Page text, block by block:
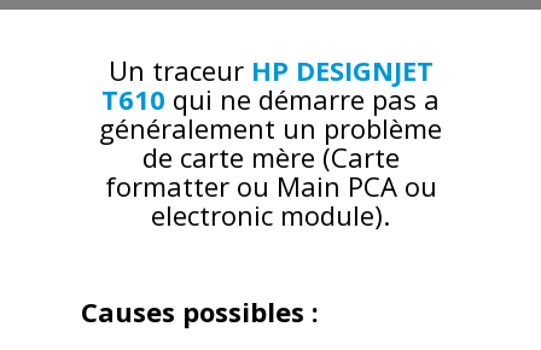
Un traceur HP DESIGNJET
T610 qui ne démarre pas a
généralement un problème
de carte mère (Carte
formatter ou Main PCA ou
electronic module).
Causes possibles :